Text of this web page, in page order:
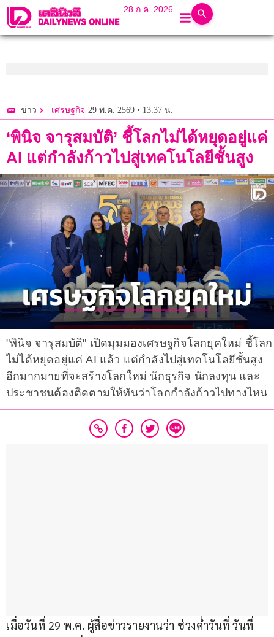
28 ก.ค. 2026
ข่าว เศรษฐกิจ 29 พ.ค. 2569 • 13:37 น.
‘พินิจ จารุสมบัติ’ ชี้โลกไม่ได้หยุดอยู่แค่
AI แต่กำลังก้าวไปสู่เทคโนโลยีชั้นสูง
"พินิจ จารุสมบัติ" เปิดมุมมองเศรษฐกิจโลกยุคใหม่ ชี้โลก
ไม่ได้หยุดอยู่แค่ AI แล้ว แต่กำลังไปสู่เทคโนโลยีชั้นสูง
อีกมากมายที่จะสร้างโลกใหม่ นักธุรกิจ นักลงทุน และ
ประชาชนต้องติดตามให้ทันว่าโลกกำลังก้าวไปทางไหน
เมื่อวันที่ 29 พ.ค. ผู้สื่อข่าวรายงานว่า ช่วงค่ำวันที่ วันที่